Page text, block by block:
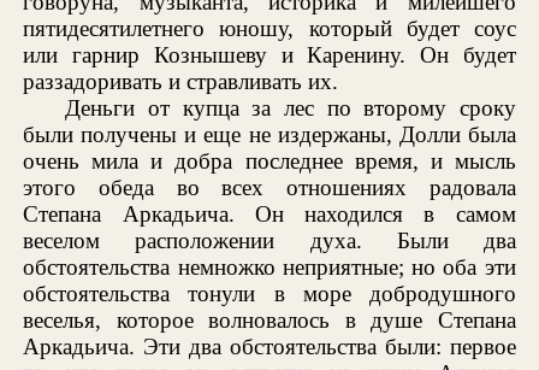
пятидесятилетнего юношу, который будет соус
или гарнир Кознышеву и Каренину. Он будет
раззадоривать и стравливать их.
Деньги от купца за лес по второму сроку
были получены и еще не издержаны, Долли была
очень мила и добра последнее время, и мысль
этого обеда во всех отношениях радовала
Степана Аркадьича. Он находился в самом
веселом расположении духа. Были два
обстоятельства немножко неприятные; но оба эти
обстоятельства тонули в море добродушного
веселья, которое волновалось в душе Степана
Аркадьича. Эти два обстоятельства были: первое